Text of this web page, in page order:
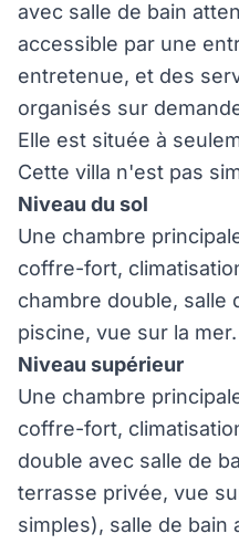
avec salle de bain
accessible par une
entretenue, et des
organisés sur
Elle est située à
Cette villa n'est pas
Niveau du sol
Une chambre
coffre-fort,
chambre double, salle
piscine, vue sur la mer.
Niveau supérieur
Une chambre
coffre-fort,
double avec salle de
terrasse privée, vue
simples), salle de bain